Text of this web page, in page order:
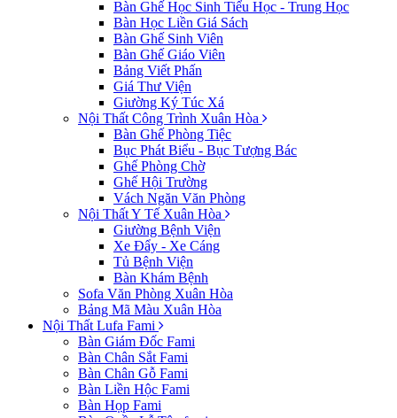
Bàn Ghế Học Sinh Tiểu Học - Trung Học
Bàn Học Liền Giá Sách
Bàn Ghế Sinh Viên
Bàn Ghế Giáo Viên
Bảng Viết Phấn
Giá Thư Viện
Giường Ký Túc Xá
Nội Thất Công Trình Xuân Hòa
Bàn Ghế Phòng Tiệc
Bục Phát Biểu - Bục Tượng Bác
Ghế Phòng Chờ
Ghế Hội Trường
Vách Ngăn Văn Phòng
Nội Thất Y Tế Xuân Hòa
Giường Bệnh Viện
Xe Đẩy - Xe Cáng
Tủ Bệnh Viện
Bàn Khám Bệnh
Sofa Văn Phòng Xuân Hòa
Bảng Mã Màu Xuân Hòa
Nội Thất Lufa Fami
Bàn Giám Đốc Fami
Bàn Chân Sắt Fami
Bàn Chân Gỗ Fami
Bàn Liền Hộc Fami
Bàn Họp Fami